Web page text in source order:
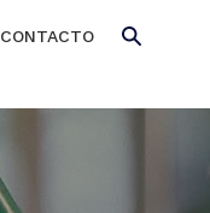
CONTACTO